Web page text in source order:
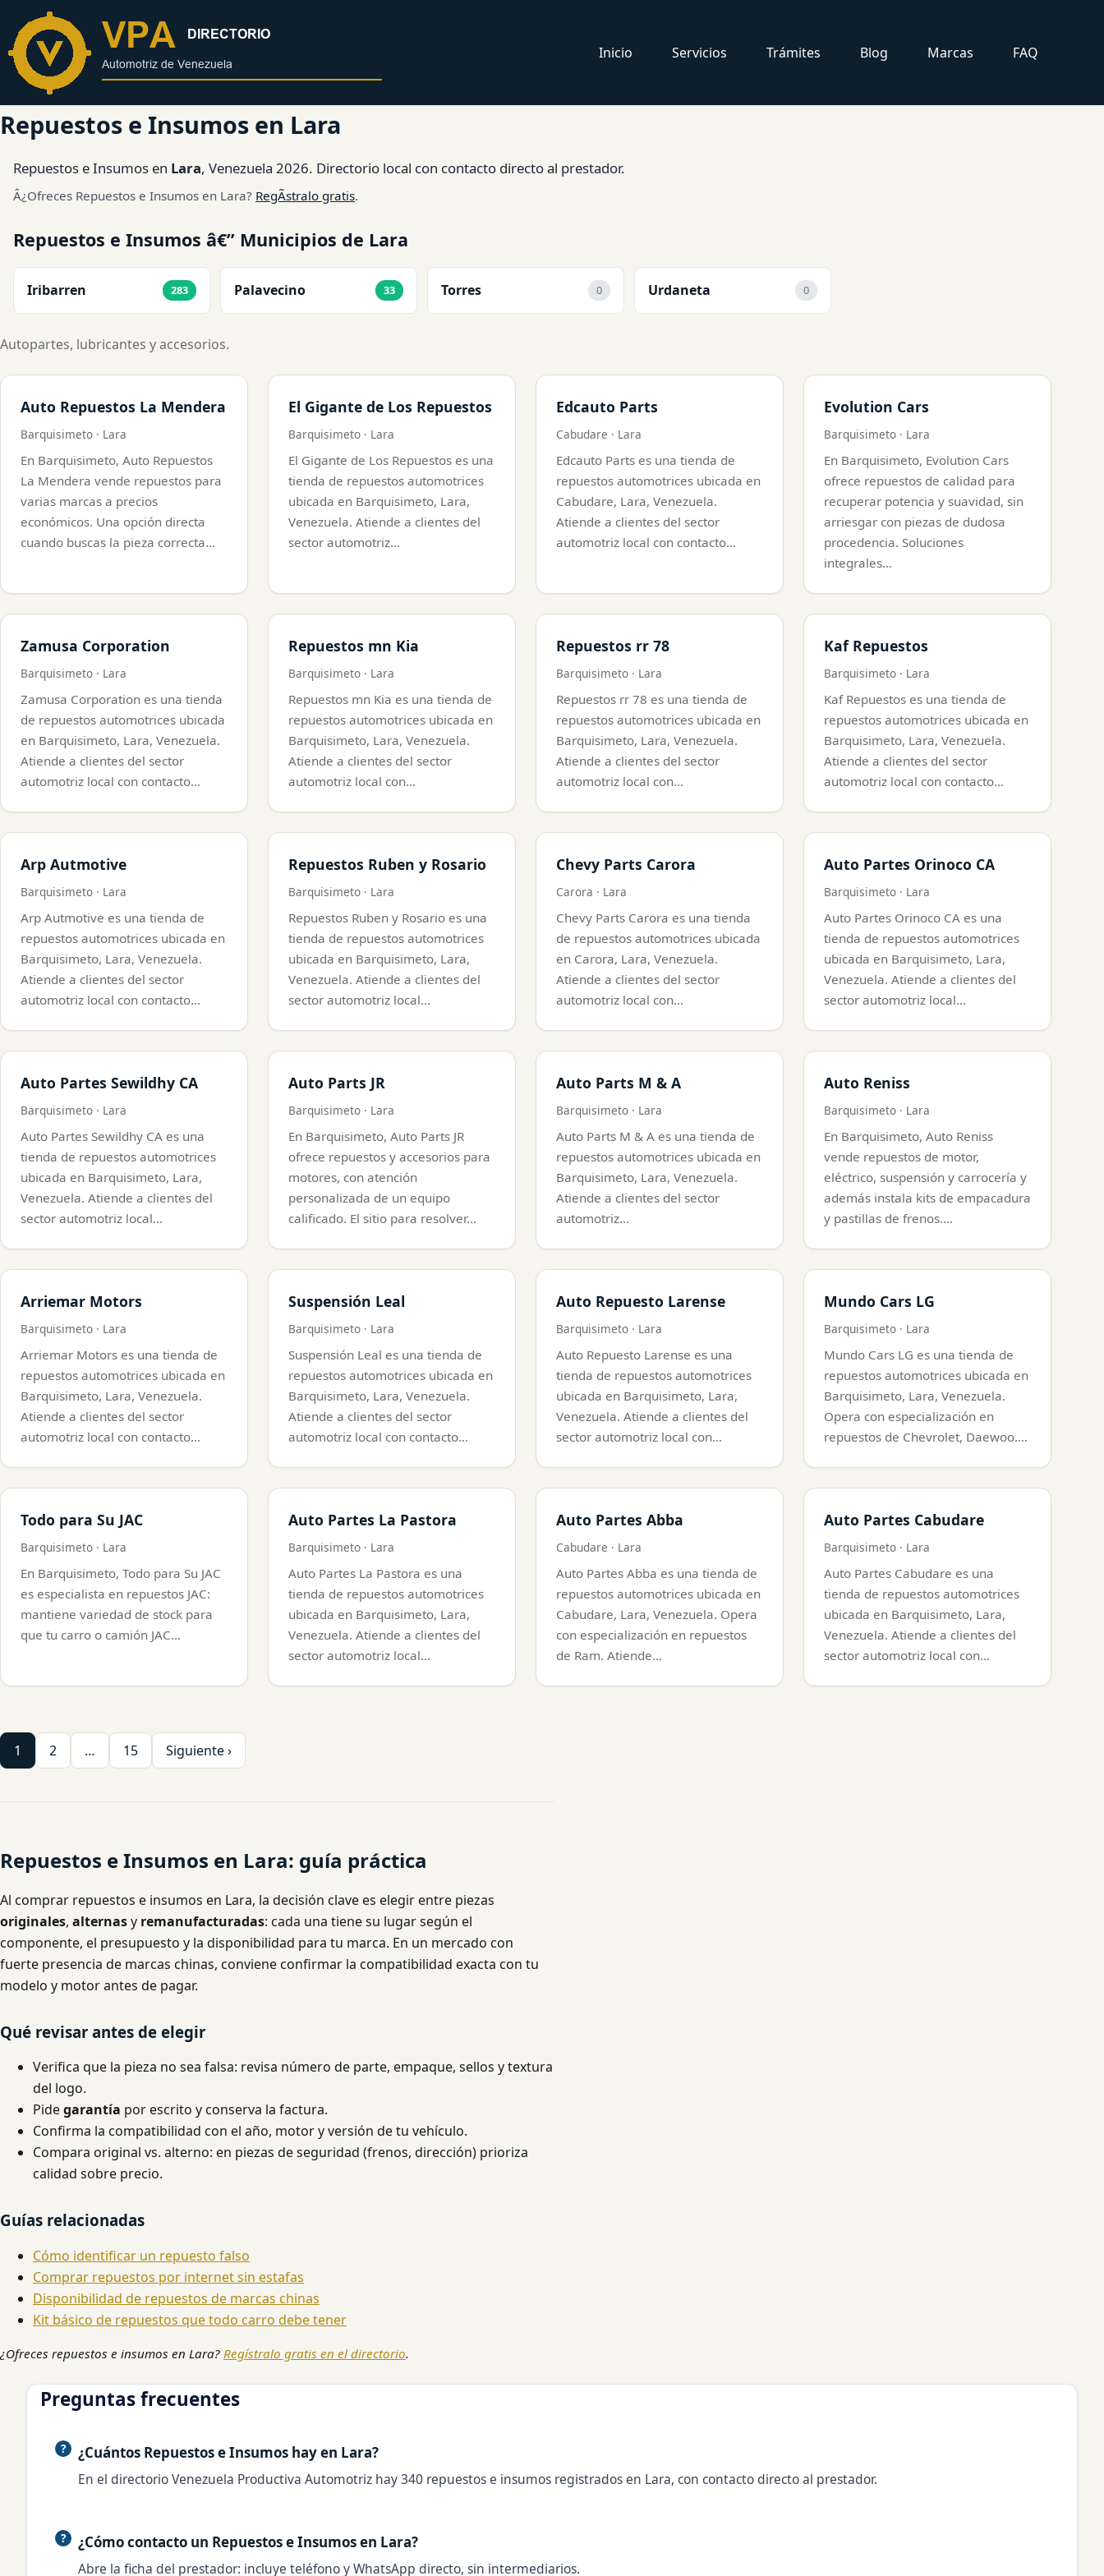
contenido
Inicio
Servicios Trámites Blog Marcas FAQ
Repuestos e Insumos en Lara
Repuestos e Insumos en Lara, Venezuela 2026. Directorio local con contacto directo al prestador.
Â¿Ofreces Repuestos e Insumos en Lara? RegÃ­stralo gratis.
Repuestos e Insumos â€” Municipios de Lara
Iribarren 283 Palavecino 33 Torres 0 Urdaneta 0
Autopartes, lubricantes y accesorios.
Auto Repuestos La Mendera
Barquisimeto · Lara
En Barquisimeto, Auto Repuestos
La Mendera vende repuestos para
varias marcas a precios
económicos. Una opción directa
cuando buscas la pieza correcta…
El Gigante de Los Repuestos
Barquisimeto · Lara
El Gigante de Los Repuestos es una
tienda de repuestos automotrices
ubicada en Barquisimeto, Lara,
Venezuela. Atiende a clientes del
sector automotriz…
Edcauto Parts
Cabudare · Lara
Edcauto Parts es una tienda de
repuestos automotrices ubicada en
Cabudare, Lara, Venezuela.
Atiende a clientes del sector
automotriz local con contacto…
Evolution Cars
Barquisimeto · Lara
En Barquisimeto, Evolution Cars
ofrece repuestos de calidad para
recuperar potencia y suavidad, sin
arriesgar con piezas de dudosa
procedencia. Soluciones
integrales…
Zamusa Corporation
Barquisimeto · Lara
Zamusa Corporation es una tienda
de repuestos automotrices ubicada
en Barquisimeto, Lara, Venezuela.
Atiende a clientes del sector
automotriz local con contacto…
Repuestos mn Kia
Barquisimeto · Lara
Repuestos mn Kia es una tienda de
repuestos automotrices ubicada en
Barquisimeto, Lara, Venezuela.
Atiende a clientes del sector
automotriz local con…
Repuestos rr 78
Barquisimeto · Lara
Repuestos rr 78 es una tienda de
repuestos automotrices ubicada en
Barquisimeto, Lara, Venezuela.
Atiende a clientes del sector
automotriz local con…
Kaf Repuestos
Barquisimeto · Lara
Kaf Repuestos es una tienda de
repuestos automotrices ubicada en
Barquisimeto, Lara, Venezuela.
Atiende a clientes del sector
automotriz local con contacto…
Arp Autmotive
Barquisimeto · Lara
Arp Autmotive es una tienda de
repuestos automotrices ubicada en
Barquisimeto, Lara, Venezuela.
Atiende a clientes del sector
automotriz local con contacto…
Repuestos Ruben y Rosario
Barquisimeto · Lara
Repuestos Ruben y Rosario es una
tienda de repuestos automotrices
ubicada en Barquisimeto, Lara,
Venezuela. Atiende a clientes del
sector automotriz local…
Chevy Parts Carora
Carora · Lara
Chevy Parts Carora es una tienda
de repuestos automotrices ubicada
en Carora, Lara, Venezuela.
Atiende a clientes del sector
automotriz local con…
Auto Partes Orinoco CA
Barquisimeto · Lara
Auto Partes Orinoco CA es una
tienda de repuestos automotrices
ubicada en Barquisimeto, Lara,
Venezuela. Atiende a clientes del
sector automotriz local…
Auto Partes Sewildhy CA
Barquisimeto · Lara
Auto Partes Sewildhy CA es una
tienda de repuestos automotrices
ubicada en Barquisimeto, Lara,
Venezuela. Atiende a clientes del
sector automotriz local…
Auto Parts JR
Barquisimeto · Lara
En Barquisimeto, Auto Parts JR
ofrece repuestos y accesorios para
motores, con atención
personalizada de un equipo
calificado. El sitio para resolver…
Auto Parts M & A
Barquisimeto · Lara
Auto Parts M & A es una tienda de
repuestos automotrices ubicada en
Barquisimeto, Lara, Venezuela.
Atiende a clientes del sector
automotriz…
Auto Reniss
Barquisimeto · Lara
En Barquisimeto, Auto Reniss
vende repuestos de motor,
eléctrico, suspensión y carrocería y
además instala kits de empacadura
y pastillas de frenos.…
Arriemar Motors
Barquisimeto · Lara
Arriemar Motors es una tienda de
repuestos automotrices ubicada en
Barquisimeto, Lara, Venezuela.
Atiende a clientes del sector
automotriz local con contacto…
Suspensión Leal
Barquisimeto · Lara
Suspensión Leal es una tienda de
repuestos automotrices ubicada en
Barquisimeto, Lara, Venezuela.
Atiende a clientes del sector
automotriz local con contacto…
Auto Repuesto Larense
Barquisimeto · Lara
Auto Repuesto Larense es una
tienda de repuestos automotrices
ubicada en Barquisimeto, Lara,
Venezuela. Atiende a clientes del
sector automotriz local con…
Mundo Cars LG
Barquisimeto · Lara
Mundo Cars LG es una tienda de
repuestos automotrices ubicada en
Barquisimeto, Lara, Venezuela.
Opera con especialización en
repuestos de Chevrolet, Daewoo.…
Todo para Su JAC
Barquisimeto · Lara
En Barquisimeto, Todo para Su JAC
es especialista en repuestos JAC:
mantiene variedad de stock para
que tu carro o camión JAC…
Auto Partes La Pastora
Barquisimeto · Lara
Auto Partes La Pastora es una
tienda de repuestos automotrices
ubicada en Barquisimeto, Lara,
Venezuela. Atiende a clientes del
sector automotriz local…
Auto Partes Abba
Cabudare · Lara
Auto Partes Abba es una tienda de
repuestos automotrices ubicada en
Cabudare, Lara, Venezuela. Opera
con especialización en repuestos
de Ram. Atiende…
Auto Partes Cabudare
Barquisimeto · Lara
Auto Partes Cabudare es una
tienda de repuestos automotrices
ubicada en Barquisimeto, Lara,
Venezuela. Atiende a clientes del
sector automotriz local con…
Paginación
de
1 2 … 15 Siguiente ›
Repuestos e Insumos en Lara: guía práctica
Al comprar repuestos e insumos en Lara, la decisión clave es elegir entre piezas
originales, alternasy remanufacturadas: cada una tiene su lugar según el
componente, el presupuesto y la disponibilidad para tu marca. En un mercado con
fuerte presencia de marcas chinas, conviene confirmar la compatibilidad exacta con tu
modelo y motor antes de pagar.
Qué revisar antes de elegir
Verifica que la pieza no sea falsa: revisa número de parte, empaque, sellos y textura
del logo.
Pidegarantía por escrito y conserva la factura.
Confirma la compatibilidad con el año, motor y versión de tu vehículo.
Compara original vs. alterno: en piezas de seguridad (frenos, dirección) prioriza
calidad sobre precio.
Guías relacionadas
Cómo identificar un repuesto falso
Comprar repuestos por internet sin estafas
Disponibilidad de repuestos de marcas chinas
Kit básico de repuestos que todo carro debe tener
¿Ofreces repuestos e insumos en Lara? Regístralo gratis en el directorio.
Preguntas frecuentes
¿Cuántos Repuestos e Insumos hay en Lara?
En el directorio Venezuela Productiva Automotriz hay 340 repuestos e insumos registrados en Lara, con contacto directo al prestador.
¿Cómo contacto un Repuestos e Insumos en Lara?
Abre la ficha del prestador: incluye teléfono y WhatsApp directo, sin intermediarios.